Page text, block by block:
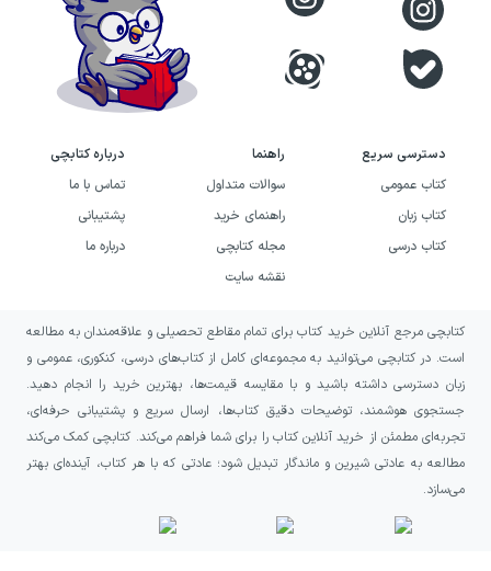
دسترسی سریع
کتاب عمومی
کتاب زبان
کتاب درسی
راهنما
سوالات متداول
راهنمای خرید
مجله کتابچی
نقشه سایت
درباره کتابچی
تماس با ما
پشتیبانی
درباره ما
کتابچی مرجع آنلاین خرید کتاب برای تمام مقاطع تحصیلی و علاقه‌مندان به مطالعه
است. در کتابچی می‌توانید به مجموعه‌ای کامل از کتاب‌های درسی، کنکوری، عمومی و
زبان دسترسی داشته باشید و با مقایسه قیمت‌ها، بهترین خرید را انجام دهید.
جستجوی هوشمند، توضیحات دقیق کتاب‌ها، ارسال سریع و پشتیبانی حرفه‌ای،
تجربه‌ای مطمئن از خرید آنلاین کتاب را برای شما فراهم می‌کند. کتابچی کمک می‌کند
مطالعه به عادتی شیرین و ماندگار تبدیل شود؛ عادتی که با هر کتاب، آینده‌ای بهتر
می‌سازد.